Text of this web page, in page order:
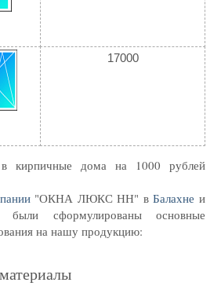
17000
кирпичные дома на 1000 рублей
"ОКНА ЛЮКС НН" вБалахне и
были сформулированы основные
на нашу продукцию: